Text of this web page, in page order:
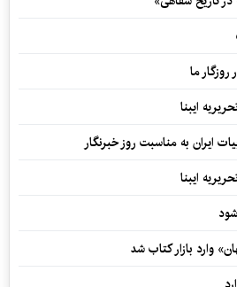
ما
ایبنا
ایران به مناسبت روز خبرنگار
ایبنا
وارد بازار کتاب شد